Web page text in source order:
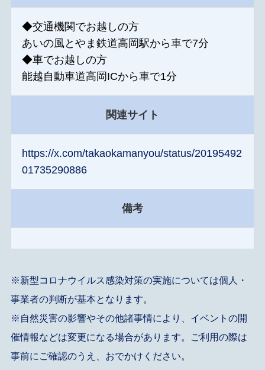
◆交通機関でお越しの方
あいの風とやま鉄道高岡駅から車で7分
◆車でお越しの方
能越自動車道高岡ICから車で1分
関連サイト
https://x.com/takaokamanyou/status/20195492
01735290886
備考
※新型コロナウイルス感染対策の実施については個人・
事業者の判断が基本となります。
※自然災害の影響やその他諸事情により、イベントの開
催情報などは変更になる場合があります。ご利用の際は
事前にご確認のうえ、おでかけください。